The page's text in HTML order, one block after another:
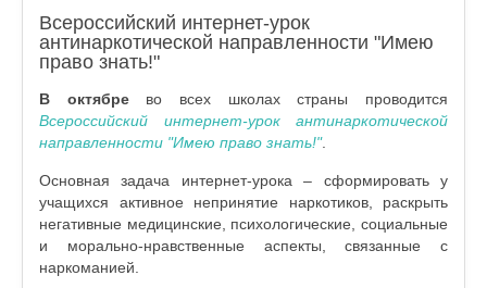
Всероссийский интернет-урок
антинаркотической направленности "Имею
право знать!"
В октябрево всех школах страны проводится
Всероссийский интернет-урок антинаркотической
направленности "Имею право знать!".
Основная задача интернет-урока – сформировать у
учащихся активное непринятие наркотиков, раскрыть
негативные медицинские, психологические, социальные
и морально-нравственные аспекты, связанные с
наркоманией.